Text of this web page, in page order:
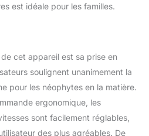
est idéale pour les familles.
cet appareil est sa prise en
soulignent unanimement la
pour les néophytes en la matière.
ergonomique, les
sont facilement réglables,
des plus agréables. De